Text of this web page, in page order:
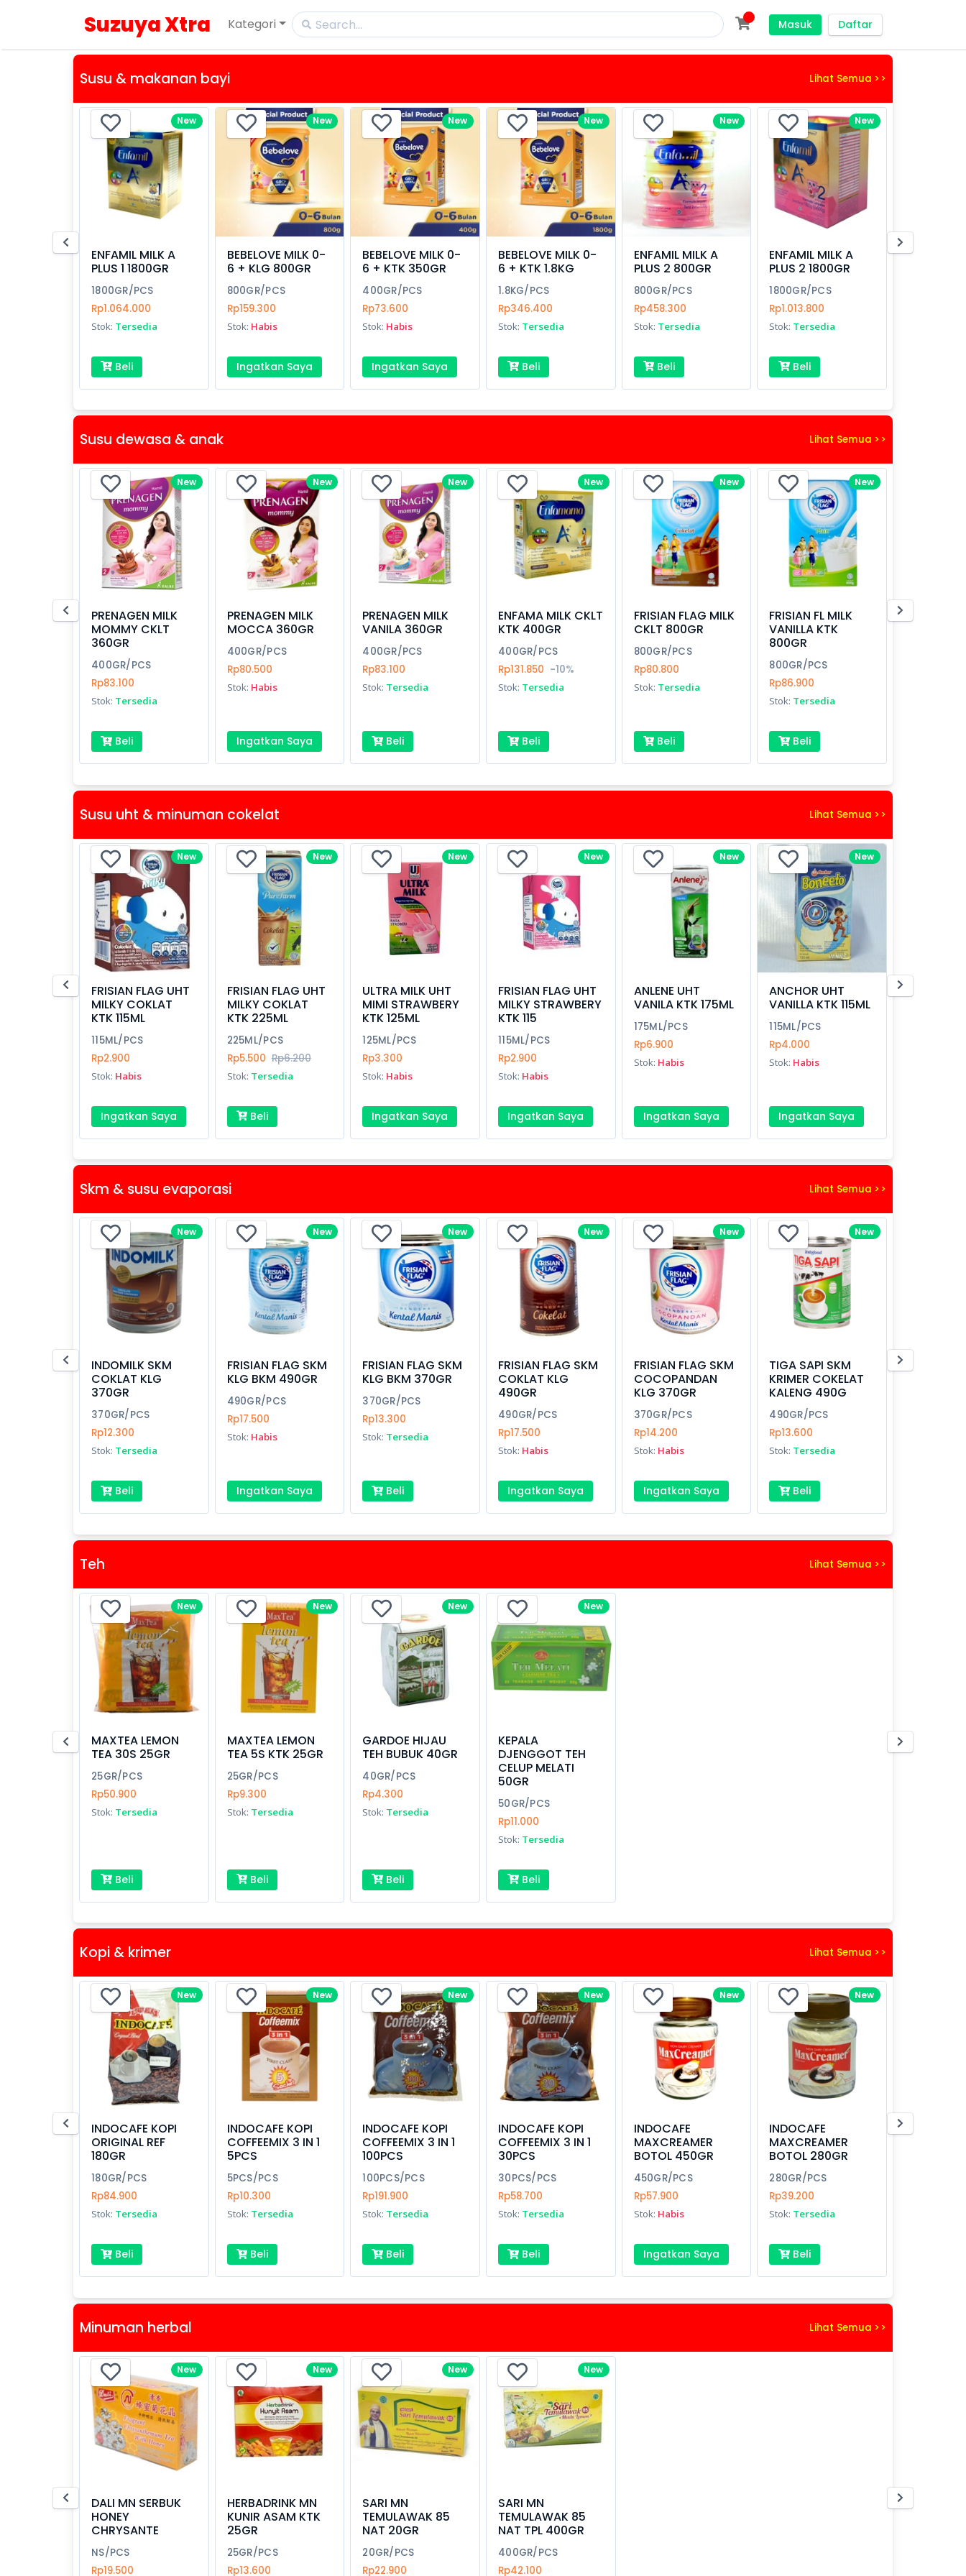
Suzuya Xtra Kategori Masuk Daftar
Susu & makanan bayi Lihat Semua >>
New
ENFAMIL MILK A
PLUS 1 1800GR
1800GR/PCS
Rp1.064.000
Stok: Tersedia
Beli
New
BEBELOVE MILK 0-
6 + KLG 800GR
800GR/PCS
Rp159.300
Stok: Habis
Ingatkan Saya
New
BEBELOVE MILK 0-
6 + KTK 350GR
400GR/PCS
Rp73.600
Stok: Habis
Ingatkan Saya
New
BEBELOVE MILK 0-
6 + KTK 1.8KG
1.8KG/PCS
Rp346.400
Stok: Tersedia
Beli
New
ENFAMIL MILK A
PLUS 2 800GR
800GR/PCS
Rp458.300
Stok: Tersedia
Beli
New
ENFAMIL MILK A
PLUS 2 1800GR
1800GR/PCS
Rp1.013.800
Stok: Tersedia
Beli
Susu dewasa & anak Lihat Semua >>
New
PRENAGEN MILK
MOMMY CKLT
360GR
400GR/PCS
Rp83.100
Stok: Tersedia
Beli
New
PRENAGEN MILK
MOCCA 360GR
400GR/PCS
Rp80.500
Stok: Habis
Ingatkan Saya
New
PRENAGEN MILK
VANILA 360GR
400GR/PCS
Rp83.100
Stok: Tersedia
Beli
New
ENFAMA MILK CKLT
KTK 400GR
400GR/PCS
Rp131.850 -10%
Stok: Tersedia
Beli
New
FRISIAN FLAG MILK
CKLT 800GR
800GR/PCS
Rp80.800
Stok: Tersedia
Beli
New
FRISIAN FL MILK
VANILLA KTK
800GR
800GR/PCS
Rp86.900
Stok: Tersedia
Beli
Susu uht & minuman cokelat Lihat Semua >>
New
FRISIAN FLAG UHT
MILKY COKLAT
KTK 115ML
115ML/PCS
Rp2.900
Stok: Habis
Ingatkan Saya
New
FRISIAN FLAG UHT
MILKY COKLAT
KTK 225ML
225ML/PCS
Rp5.500 Rp6.200
Stok: Tersedia
Beli
New
ULTRA MILK UHT
MIMI STRAWBERY
KTK 125ML
125ML/PCS
Rp3.300
Stok: Habis
Ingatkan Saya
New
FRISIAN FLAG UHT
MILKY STRAWBERY
KTK 115
115ML/PCS
Rp2.900
Stok: Habis
Ingatkan Saya
New
ANLENE UHT
VANILA KTK 175ML
175ML/PCS
Rp6.900
Stok: Habis
Ingatkan Saya
New
ANCHOR UHT
VANILLA KTK 115ML
115ML/PCS
Rp4.000
Stok: Habis
Ingatkan Saya
Skm & susu evaporasi Lihat Semua >>
New
INDOMILK SKM
COKLAT KLG
370GR
370GR/PCS
Rp12.300
Stok: Tersedia
Beli
New
FRISIAN FLAG SKM
KLG BKM 490GR
490GR/PCS
Rp17.500
Stok: Habis
Ingatkan Saya
New
FRISIAN FLAG SKM
KLG BKM 370GR
370GR/PCS
Rp13.300
Stok: Tersedia
Beli
New
FRISIAN FLAG SKM
COKLAT KLG
490GR
490GR/PCS
Rp17.500
Stok: Habis
Ingatkan Saya
New
FRISIAN FLAG SKM
COCOPANDAN
KLG 370GR
370GR/PCS
Rp14.200
Stok: Habis
Ingatkan Saya
New
TIGA SAPI SKM
KRIMER COKELAT
KALENG 490G
490GR/PCS
Rp13.600
Stok: Tersedia
Beli
Teh Lihat Semua >>
New
MAXTEA LEMON
TEA 30S 25GR
25GR/PCS
Rp50.900
Stok: Tersedia
Beli
New
MAXTEA LEMON
TEA 5S KTK 25GR
25GR/PCS
Rp9.300
Stok: Tersedia
Beli
New
GARDOE HIJAU
TEH BUBUK 40GR
40GR/PCS
Rp4.300
Stok: Tersedia
Beli
New
KEPALA
DJENGGOT TEH
CELUP MELATI
50GR
50GR/PCS
Rp11.000
Stok: Tersedia
Beli
Kopi & krimer Lihat Semua >>
New
INDOCAFE KOPI
ORIGINAL REF
180GR
180GR/PCS
Rp84.900
Stok: Tersedia
Beli
New
INDOCAFE KOPI
COFFEEMIX 3 IN 1
5PCS
5PCS/PCS
Rp10.300
Stok: Tersedia
Beli
New
INDOCAFE KOPI
COFFEEMIX 3 IN 1
100PCS
100PCS/PCS
Rp191.900
Stok: Tersedia
Beli
New
INDOCAFE KOPI
COFFEEMIX 3 IN 1
30PCS
30PCS/PCS
Rp58.700
Stok: Tersedia
Beli
New
INDOCAFE
MAXCREAMER
BOTOL 450GR
450GR/PCS
Rp57.900
Stok: Habis
Ingatkan Saya
New
INDOCAFE
MAXCREAMER
BOTOL 280GR
280GR/PCS
Rp39.200
Stok: Tersedia
Beli
Minuman herbal Lihat Semua >>
New
DALI MN SERBUK
HONEY
CHRYSANTE
NS/PCS
Rp19.500
New
HERBADRINK MN
KUNIR ASAM KTK
25GR
25GR/PCS
Rp13.600
New
SARI MN
TEMULAWAK 85
NAT 20GR
20GR/PCS
Rp22.900
New
SARI MN
TEMULAWAK 85
NAT TPL 400GR
400GR/PCS
Rp42.100